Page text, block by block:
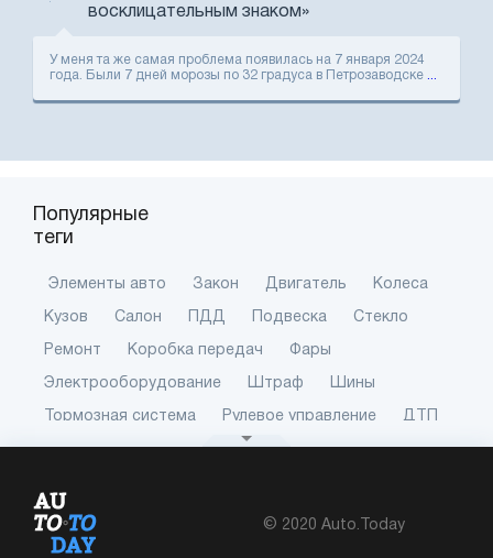
восклицательным знаком»
У меня та же самая проблема появилась на 7 января 2024
года. Были 7 дней морозы по 32 градуса в Петрозаводске
Популярные
теги
Элементы авто Закон Двигатель Колеса
Кузов Салон ПДД Подвеска Стекло
Ремонт Коробка передач Фары
Электрооборудование Штраф Шины
Тормозная система Рулевое управление ДТП
Диски Сигнализация Радиатор
Карбюратор Автомобильная дверь
Трансмиссия
© 2020 Auto.Today